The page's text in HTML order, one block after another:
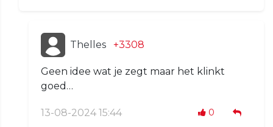
Thelles +3308
Geen idee wat je zegt maar het klinkt
goed…
13-08-2024 15:44 0